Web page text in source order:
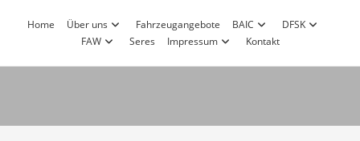
InhaltHome Über uns Fahrzeugangebote BAIC
DFSK
FAW
Seres Impressum Kontakt